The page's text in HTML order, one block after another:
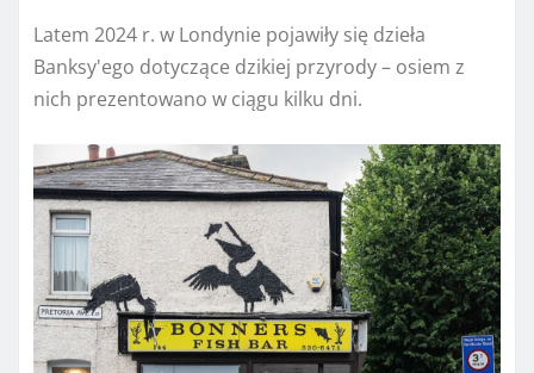
Latem 2024 r. w Londynie pojawiły się dzieła
Banksy'ego dotyczące dzikiej przyrody – osiem z
nich prezentowano w ciągu kilku dni.